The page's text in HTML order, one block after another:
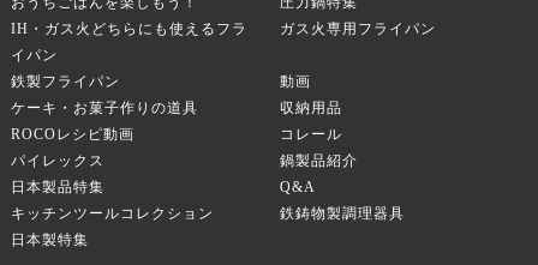
IH・ガス火どちらにも使えるフラ
イパン
ガス火専用フライパン
鉄製フライパン
動画
ケーキ・お菓子作りの道具
収納用品
ROCOレシピ動画
コレール
パイレックス
鍋製品紹介
日本製品特集
Q&A
キッチンツールコレクション
鉄鋳物製調理器具
日本製特集